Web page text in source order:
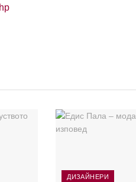
ДИЗАЙНЕРИ